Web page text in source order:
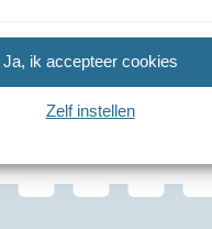
Ja, ik accepteer cookies
Zelf instellen
Lees verder